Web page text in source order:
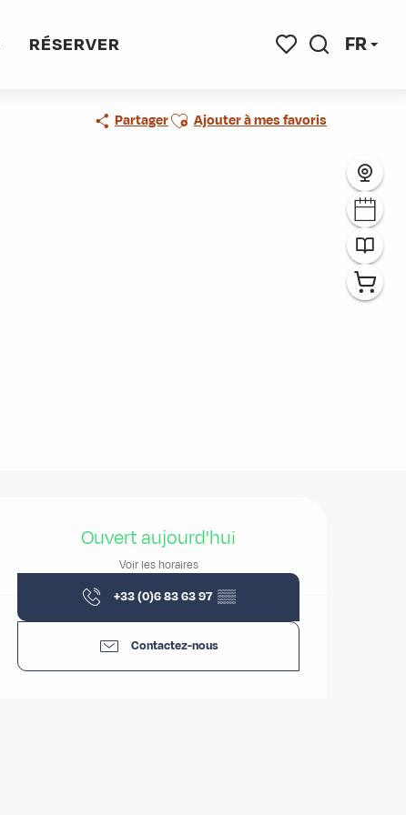
FR
RÉSERVER
PartagerAjouter aux favoris
Ajouter à mes favoris
Ouverture et coordonnées
Ouvert aujourd'hui
Voir les horaires
+33 (0)6 83 63 97 ▒▒
Contactez-nous